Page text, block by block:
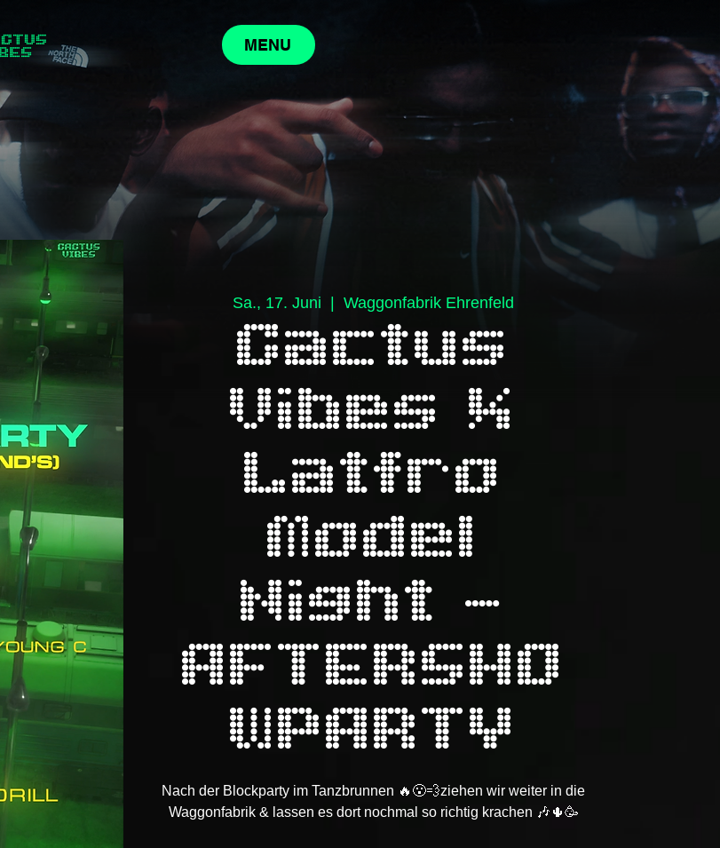
MENU
Sa., 17. Juni
  |
Waggonfabrik Ehrenfeld
Cactus
Vibes X
Latfro
Model
Night -
AFTERSHO
WPARTY
Nach der Blockparty im Tanzbrunnen 🔥😮‍💨ziehen wir weiter in die
Waggonfabrik & lassen es dort nochmal so richtig krachen 🎶🌵🥳